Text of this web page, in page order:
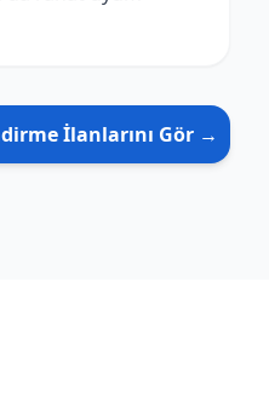
İlanlarını Gör →